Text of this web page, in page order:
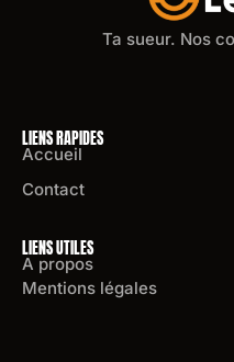
Ta sueur. Nos
LIENS RAPIDES
Accueil
Contact
LIENS UTILES
A propos
Mentions légales